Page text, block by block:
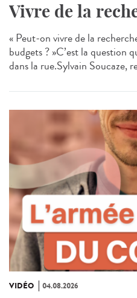
Vivre de la
« Peut-on vivre de la
budgets ? »C’est la question
dans la rue.Sylvain Soucaze,
VIDÉO 04.08.2026